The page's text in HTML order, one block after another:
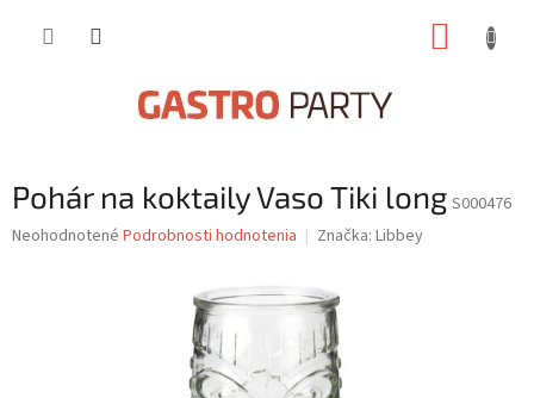
Pohár na koktaily Vaso Tiki long S000476
Priemerné
Neohodnotené Podrobnosti hodnotenia Značka: Libbey